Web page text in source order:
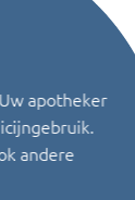
apotheker
andere